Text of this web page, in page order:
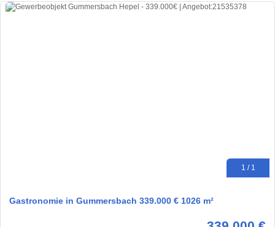
1 / 1
Gastronomie in Gummersbach 339.000 € 1026 m²